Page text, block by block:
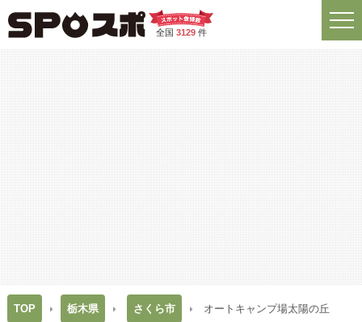
全国 3129件
TOP 栃木県 さくら市 オートキャンプ場太陽の丘